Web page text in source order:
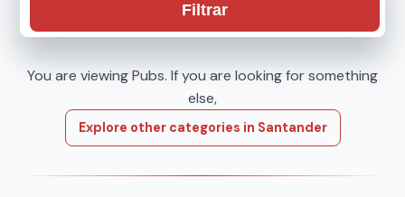
Filtrar
You are viewing Pubs. If you are looking for something
else,
Explore other categories in Santander